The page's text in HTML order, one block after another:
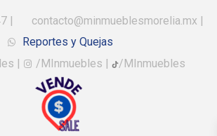
| contacto@minmueblesmorelia.mx |
Reportes y Quejas
| /MInmuebles | /MInmuebles